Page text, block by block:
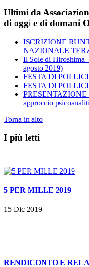
Ultimi da
di oggi e di domani
ISCRIZIONE
NAZIONALE
Il Sole di Hiroshima
agosto 2019)
FESTA DI
FESTA DI
PRESENTAZIONE
approccio
Torna in alto
I più letti
5 PER MILLE 2019
15 Dic 2019
RENDICONTO E